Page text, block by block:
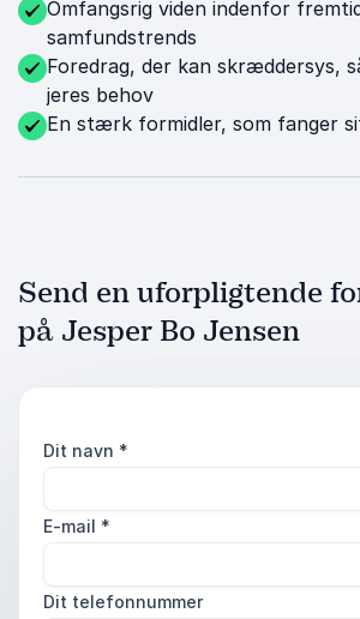
Omfangsrig viden indenfor
samfundstrends
Foredrag, der kan skræddersys,
jeres behov
En stærk formidler, som fanger
Send en uforpligtende
på Jesper Bo Jensen
Dit navn *
E-mail *
Dit telefonnummer